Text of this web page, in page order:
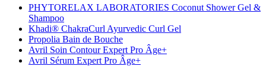
PHYTORELAX LABORATORIES Coconut Shower Gel &
Shampoo
Khadi® ChakraCurl Ayurvedic Curl Gel
Propolia Bain de Bouche
Avril Soin Contour Expert Pro Âge+
Avril Sérum Expert Pro Âge+